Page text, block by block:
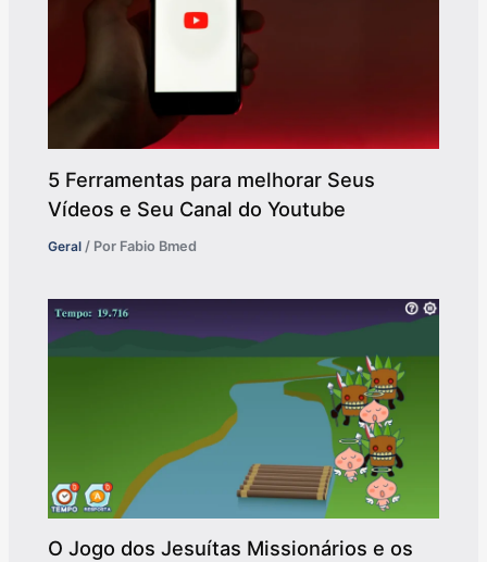
5 Ferramentas para melhorar Seus
Vídeos e Seu Canal do Youtube
Geral / Por Fabio Bmed
O Jogo dos Jesuítas Missionários e os